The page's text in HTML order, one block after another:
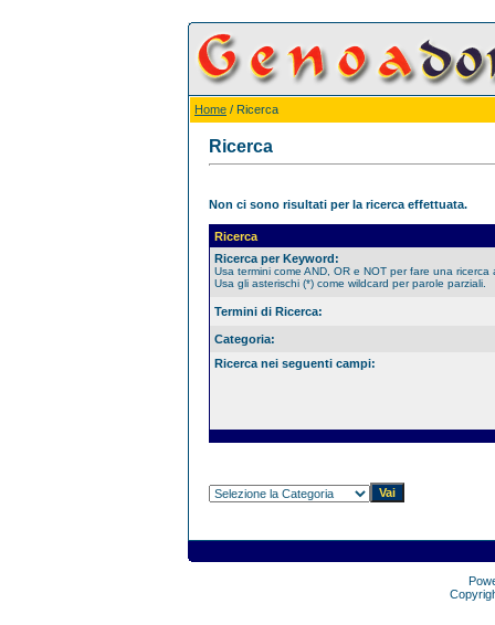
Home / Ricerca
Ricerca
Non ci sono risultati per la ricerca effettuata.
Ricerca
Ricerca per Keyword:
Usa termini come AND, OR e NOT per fare una ricerca
Usa gli asterischi (*) come wildcard per parole parziali.
Termini di Ricerca:
Categoria:
Ricerca nei seguenti campi: